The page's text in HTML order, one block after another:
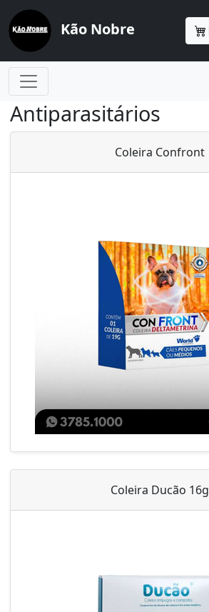
Kão Nobre
Antiparasitários
Coleira Confront
Coleira Ducão 16g